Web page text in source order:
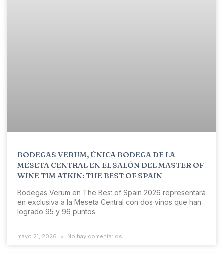
BODEGAS VERUM, ÚNICA BODEGA DE LA
MESETA CENTRAL EN EL SALÓN DEL MASTER OF
WINE TIM ATKIN: THE BEST OF SPAIN
Bodegas Verum en The Best of Spain 2026 representará
en exclusiva a la Meseta Central con dos vinos que han
logrado 95 y 96 puntos
mayo 21, 2026 No hay comentarios